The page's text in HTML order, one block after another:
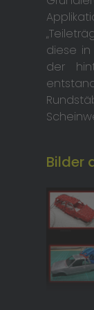
diese
der
Bilder